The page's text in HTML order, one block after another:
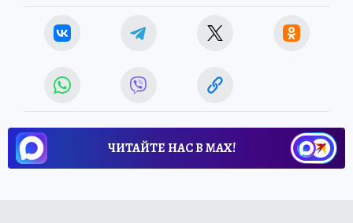
ЧИТАЙТЕ НАС В МАХ!